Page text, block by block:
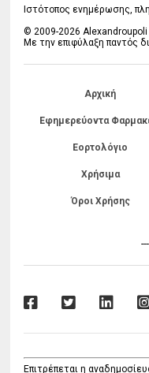
Ιστότοπος ενημέρωσης,
© 2009-2026
Με την επιφύλαξη παντός
Αρχική
Εφημερεύοντα
Εορτολόγιο
Χρήσιμα
Όροι Χρήσης
Επιτρέπεται η